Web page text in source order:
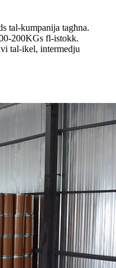
tal-kumpanija tagħna.
200KGs fl-istokk.
tal-ikel, intermedju